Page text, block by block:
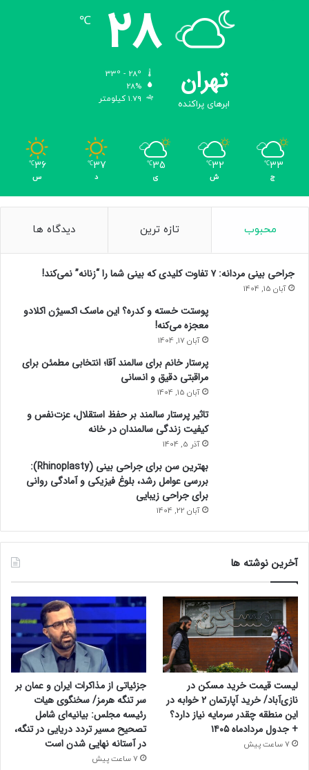
تهران
ابرهای پراکنده
28
℃
28%
1.79 کیلومتر
33
℃
ج
32
℃
ش
35
℃
ی
37
℃
د
36
℃
س
محبوب تازه ترین دیدگاه ها
جراحی بینی مردانه: ۷ تفاوت کلیدی که بینی شما را “زنانه” نمی‌کند!
آبان 15, 1404
پوستت خسته و کدره؟ این ماسک اکسیژن اکلادو
معجزه می‌کنه!
آبان 17, 1404
پرستار خانم برای سالمند آقا؛ انتخابی مطمئن برای
مراقبتی دقیق و انسانی
آبان 15, 1404
تاثیر پرستار سالمند بر حفظ استقلال، عزت‌نفس و
کیفیت زندگی سالمندان در خانه
آذر 5, 1404
بهترین سن برای جراحی بینی (Rhinoplasty):
بررسی عوامل رشد، بلوغ فیزیکی و آمادگی روانی
برای جراحی زیبایی
آبان 22, 1404
آخرین نوشته ها
لیست قیمت خرید مسکن در
نازی‌آباد/ خرید آپارتمان ۲ خوابه در
این منطقه چقدر سرمایه نیاز دارد؟
+ جدول مردادماه ۱۴۰۵
7 ساعت پیش
جزئیاتی از مذاکرات ایران و عمان بر
سر تنگه هرمز/ سخنگوی هیات
رئیسه مجلس: بیانیه‌ای شامل
تصحیح مسیر تردد دریایی در تنگه،
در آستانه نهایی شدن است
7 ساعت پیش